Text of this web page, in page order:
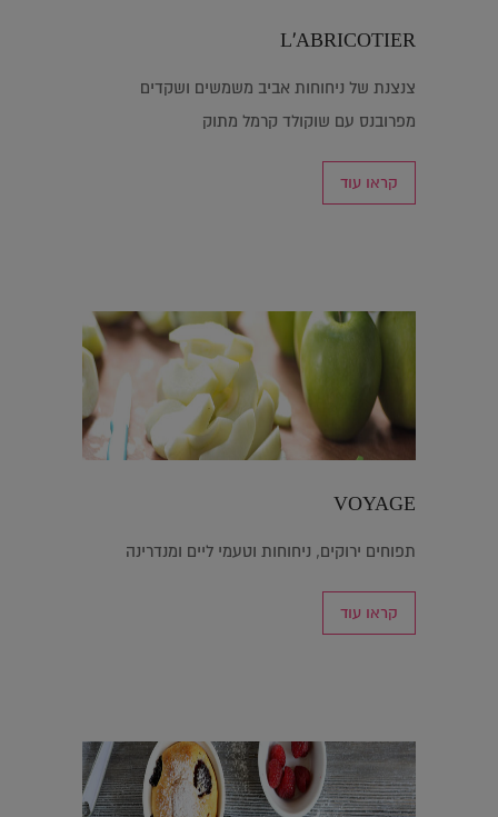
L’ABRICOTIER
צנצנת של ניחוחות אביב משמשים ושקדים
מפרובנס עם שוקולד קרמל מתוק
קראו עוד
VOYAGE
תפוחים ירוקים, ניחוחות וטעמי ליים ומנדרינה
קראו עוד